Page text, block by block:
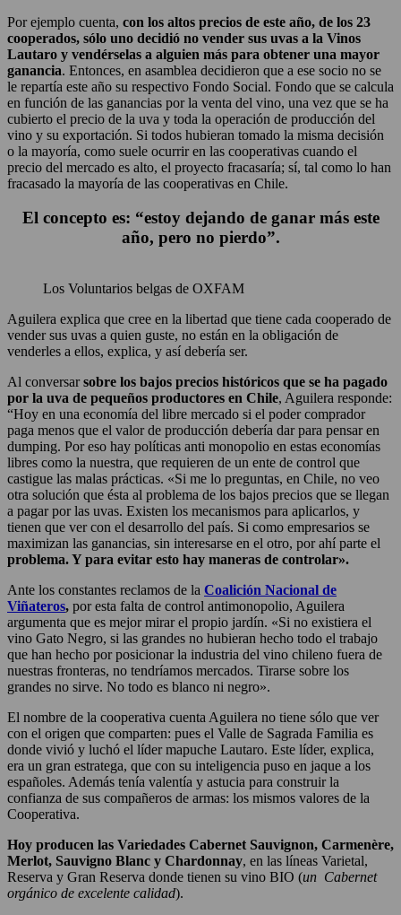
Por ejemplo cuenta, con los altos precios de este año, de los 23
cooperados, sólo uno decidió no vender sus uvas a la Vinos
Lautaro y vendérselas a alguien más para obtener una mayor
ganancia. Entonces, en asamblea decidieron que a ese socio no se
le repartía este año su respectivo Fondo Social. Fondo que se calcula
en función de las ganancias por la venta del vino, una vez que se ha
cubierto el precio de la uva y toda la operación de producción del
vino y su exportación. Si todos hubieran tomado la misma decisión
o la mayoría, como suele ocurrir en las cooperativas cuando el
precio del mercado es alto, el proyecto fracasaría; sí, tal como lo han
fracasado la mayoría de las cooperativas en Chile.
El concepto es: “estoy dejando de ganar más este
año, pero no pierdo”.
Los Voluntarios belgas de OXFAM
Aguilera explica que cree en la libertad que tiene cada cooperado de
vender sus uvas a quien guste, no están en la obligación de
venderles a ellos, explica, y así debería ser.
Al conversarsobre los bajos precios históricos que se ha pagado
por la uva de pequeños productores en Chile, Aguilera responde:
“Hoy en una economía del libre mercado si el poder comprador
paga menos que el valor de producción debería dar para pensar en
dumping. Por eso hay políticas anti monopolio en estas economías
libres como la nuestra, que requieren de un ente de control que
castigue las malas prácticas. «Si me lo preguntas, en Chile, no veo
otra solución que ésta al problema de los bajos precios que se llegan
a pagar por las uvas. Existen los mecanismos para aplicarlos, y
tienen que ver con el desarrollo del país. Si como empresarios se
maximizan las ganancias, sin interesarse en el otro, por ahí parte el
problema. Y para evitar esto hay maneras de controlar».
Ante los constantes reclamos de la Coalición Nacional de
Viñateros, por esta falta de control antimonopolio, Aguilera
argumenta que es mejor mirar el propio jardín. «Si no existiera el
vino Gato Negro, si las grandes no hubieran hecho todo el trabajo
que han hecho por posicionar la industria del vino chileno fuera de
nuestras fronteras, no tendríamos mercados. Tirarse sobre los
grandes no sirve. No todo es blanco ni negro».
El nombre de la cooperativa cuenta Aguilera no tiene sólo que ver
con el origen que comparten: pues el Valle de Sagrada Familia es
donde vivió y luchó el líder mapuche Lautaro. Este líder, explica,
era un gran estratega, que con su inteligencia puso en jaque a los
españoles. Además tenía valentía y astucia para construir la
confianza de sus compañeros de armas: los mismos valores de la
Cooperativa.
Hoy producen las Variedades Cabernet Sauvignon, Carmenère,
Merlot, Sauvigno Blanc y Chardonnay, en las líneas Varietal,
Reserva y Gran Reserva donde tienen su vino BIO (un Cabernet
orgánico de excelente calidad).